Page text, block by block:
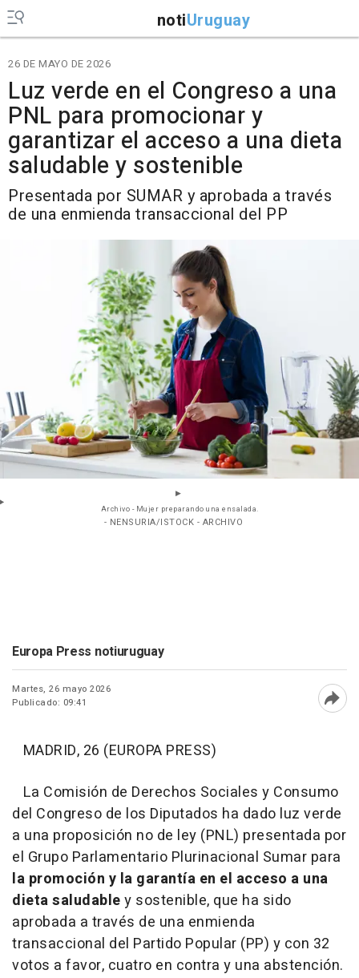
notiUruguay
26 DE MAYO DE 2026
Luz verde en el Congreso a una
PNL para promocionar y
garantizar el acceso a una dieta
saludable y sostenible
Presentada por SUMAR y aprobada a través
de una enmienda transaccional del PP
Archivo - Mujer preparando una ensalada.
- NENSURIA/ISTOCK - ARCHIVO
Europa Press notiuruguay
Martes, 26 mayo 2026
Publicado: 09:41
MADRID, 26 (EUROPA PRESS)
La Comisión de Derechos Sociales y Consumo
del Congreso de los Diputados ha dado luz verde
a una proposición no de ley (PNL) presentada por
el Grupo Parlamentario Plurinacional Sumar para
la promoción y la garantía en el acceso a una
dieta saludabley sostenible, que ha sido
aprobada a través de una enmienda
transaccional del Partido Popular (PP) y con 32
votos a favor, cuatro en contra y una abstención.